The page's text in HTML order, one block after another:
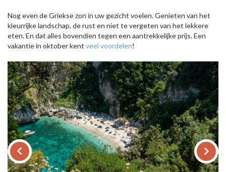
Nog even de Griekse zon in uw gezicht voelen. Genieten van het
kleurrijke landschap, de rust en niet te vergeten van het lekkere
eten. En dat alles bovendien tegen een aantrekkelijke prijs. Een
vakantie in oktober kent veel voordelen!
keyboard_arrow_left keyboard_arrow_right